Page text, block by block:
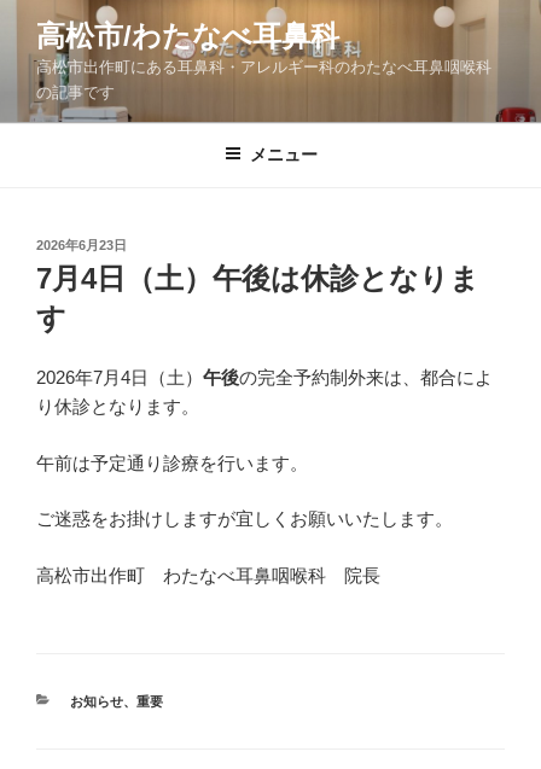
ツ
高松市/わたなべ耳鼻科
高松市出作町にある耳鼻科・アレルギー科のわたなべ耳鼻咽喉科
の記事です
メニュー
投
稿
日:
2026年6月23日
7月4日（土）午後は休診となりま
す
2026年7月4日（土） 午後の完全予約制外来は、都合によ
り休診となります。
午前は予定通り診療を行います。
ご迷惑をお掛けしますが宜しくお願いいたします。
高松市出作町 わたなべ耳鼻咽喉科 院長
カ
お知らせ、 重要